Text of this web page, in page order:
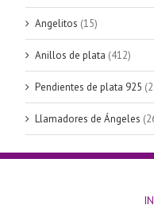
Angelitos (15)
Anillos de plata (412)
Pendientes de plata 925
Llamadores de Ángeles